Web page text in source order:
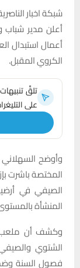
شبكة اخبار
أعلن مدير
أعمال استبدال
الكروي المقبل.
تلقَّ
على
وأوضح السهلاني
المختصة باشرت
الصيفي في
المنشأة
وكشف أن ملعب
الشتوي
فصول السنة